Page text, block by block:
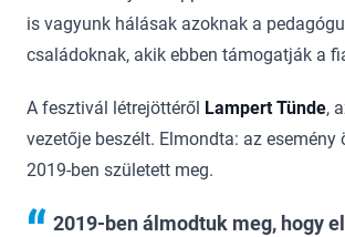
is vagyunk hálásak azoknak a
családoknak, akik ebben támogatják a
A fesztivál létrejöttéről Lampert Tünde,
vezetője beszélt. Elmondta: az esemény
2019-ben született meg.
2019-ben álmodtuk meg, hogy